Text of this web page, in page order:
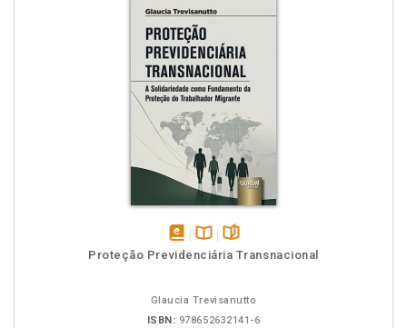
disponívelDisponível
páginas
Proteção Previdenciária Transnacional
Glaucia Trevisanutto
ISBN: 978652632141-6